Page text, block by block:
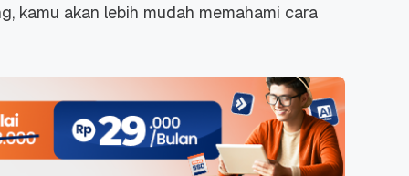
kamu akan lebih mudah memahami cara